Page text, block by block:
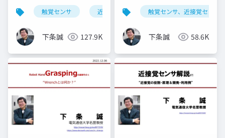
触覚センサ 近接覚センサ すべり覚センサ
下条誠 127.9K
触覚センサ、近接覚センサ
下条誠 58.6K